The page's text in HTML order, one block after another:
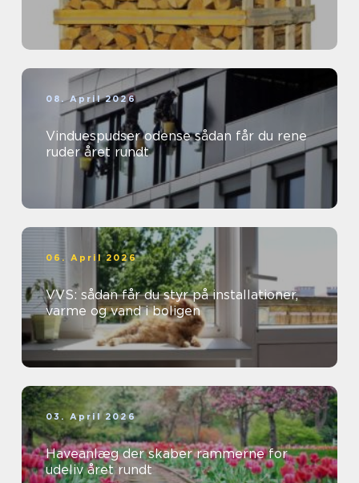
08. April 2026
Vinduespudser odense sådan får du rene
ruder året rundt
06. April 2026
VVS: sådan får du styr på installationer,
varme og vand i boligen
03. April 2026
Haveanlæg der skaber rammerne for
udeliv året rundt